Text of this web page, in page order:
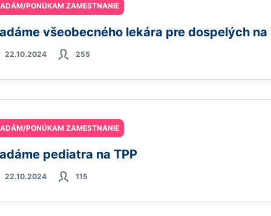
PONÚKAM ZAMESTNANIE
všeobecného lekára pre dospelých na
22.10.2024 255
PONÚKAM ZAMESTNANIE
pediatra na TPP
22.10.2024 115